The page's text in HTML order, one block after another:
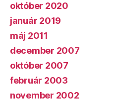
október 2020
január 2019
máj 2011
december 2007
október 2007
február 2003
november 2002